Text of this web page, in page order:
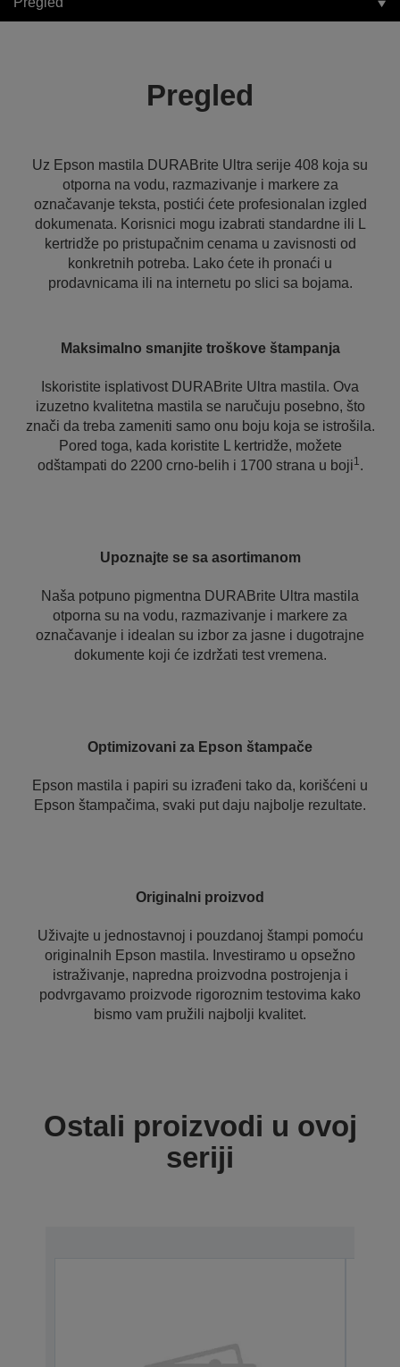
Pregled
Uz Epson mastila DURABrite Ultra serije 408 koja su
otporna na vodu, razmazivanje i markere za
označavanje teksta, postići ćete profesionalan izgled
dokumenata. Korisnici mogu izabrati standardne ili L
kertridže po pristupačnim cenama u zavisnosti od
konkretnih potreba. Lako ćete ih pronaći u
prodavnicama ili na internetu po slici sa bojama.
Maksimalno smanjite troškove štampanja
Iskoristite isplativost DURABrite Ultra mastila. Ova
izuzetno kvalitetna mastila se naručuju posebno, što
znači da treba zameniti samo onu boju koja se istrošila.
Pored toga, kada koristite L kertridže, možete
odštampati do 2200 crno-belih i 1700 strana u boji1.
Upoznajte se sa asortimanom
Naša potpuno pigmentna DURABrite Ultra mastila
otporna su na vodu, razmazivanje i markere za
označavanje i idealan su izbor za jasne i dugotrajne
dokumente koji će izdržati test vremena.
Optimizovani za Epson štampače
Epson mastila i papiri su izrađeni tako da, korišćeni u
Epson štampačima, svaki put daju najbolje rezultate.
Originalni proizvod
Uživajte u jednostavnoj i pouzdanoj štampi pomoću
originalnih Epson mastila. Investiramo u opsežno
istraživanje, napredna proizvodna postrojenja i
podvrgavamo proizvode rigoroznim testovima kako
bismo vam pružili najbolji kvalitet.
Ostali proizvodi u ovoj
seriji